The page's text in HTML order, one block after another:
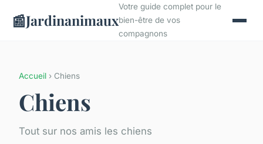
📰Jardinanimaux
Votre guide complet pour le
bien-être de vos
compagnons
Accueil › Chiens
Chiens
Tout sur nos amis les chiens